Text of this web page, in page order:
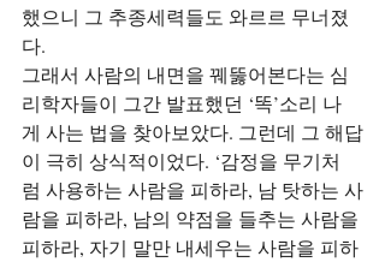
했으니 그 추종세력들도 와르르 무너졌
다.
그래서 사람의 내면을 꿰뚫어본다는 심
리학자들이 그간 발표했던 ‘똑’소리 나
게 사는 법을 찾아보았다. 그런데 그 해답
이 극히 상식적이었다. ‘감정을 무기처
럼 사용하는 사람을 피하라, 남 탓하는 사
람을 피하라, 남의 약점을 들추는 사람을
피하라, 자기 말만 내세우는 사람을 피하